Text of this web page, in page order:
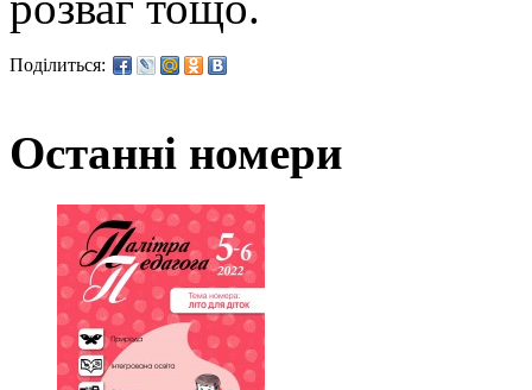
Поділиться:
Останні номери